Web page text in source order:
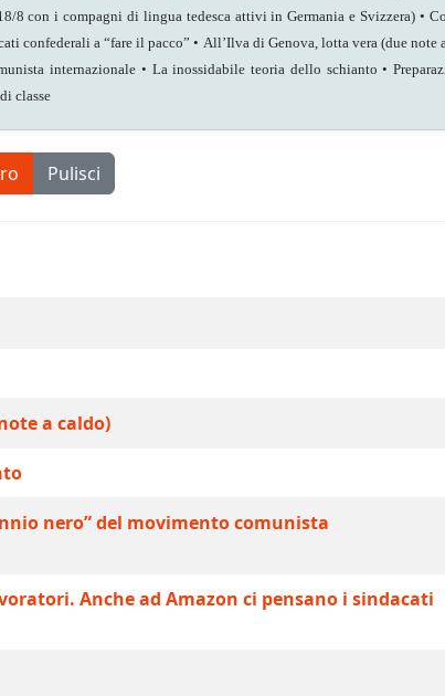
8 con i compagni di lingua tedesca attivi in Germania e Svizzera) •
confederali a “fare il pacco” • All’Ilva di Genova, lotta vera (due note
internazionale • La inossidabile teoria dello schianto •
classe
Pulisci
a caldo)
nero” del movimento comunista
Anche ad Amazon ci pensano i sindacati